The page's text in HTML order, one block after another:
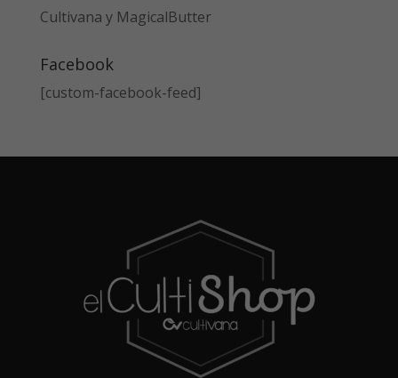
Cultivana y MagicalButter
Facebook
[custom-facebook-feed]